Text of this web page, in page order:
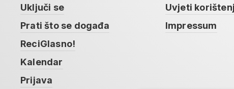
Uključi se
Prati što se događa
ReciGlasno!
Kalendar
Prijava
Uvjeti
Impressum